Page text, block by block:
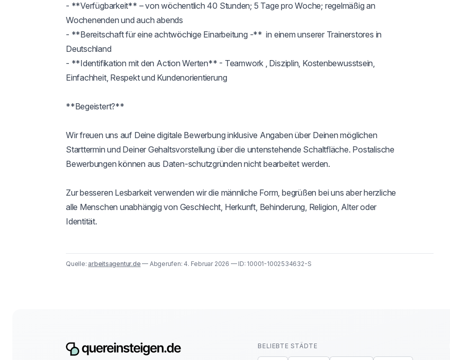
- **Verfügbarkeit** – von wöchentlich 40 Stunden; 5 Tage pro Woche; regelmäßig an
Wochenenden und auch abends
- **Bereitschaft für eine achtwöchige Einarbeitung -**  in einem unserer Trainerstores in
Deutschland
- **Identifikation mit den Action Werten** - Teamwork , Disziplin, Kostenbewusstsein,
Einfachheit, Respekt und Kundenorientierung
**Begeistert?**
Wir freuen uns auf Deine digitale Bewerbung inklusive Angaben über Deinen möglichen
Starttermin und Deiner Gehaltsvorstellung über die untenstehende Schaltfläche. Postalische
Bewerbungen können aus Daten-schutzgründen nicht bearbeitet werden.
Zur besseren Lesbarkeit verwenden wir die männliche Form, begrüßen bei uns aber herzliche
alle Menschen unabhängig von Geschlecht, Herkunft, Behinderung, Religion, Alter oder
Identität.
Quelle:arbeitsagentur.de — Abgerufen: 4. Februar 2026 — ID: 10001-1002534632-S
BELIEBTE STÄDTE